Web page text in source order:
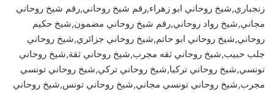
زنجباري,شيخ روحاني ابو زهراء,رقم شيخ روحاني,رقم شيخ روحاني
مجاني,شيخ رواد روحاني,رقم شيخ روحاني مضمون,شيخ حكيم
روحاني,شيخ روحاني ابو حاتم,شيخ روحاني جزائري,شيخ روحاني
جلب حبيب,شيخ روحاني ثقه مجرب,شيخ روحاني ثقة,شيخ روحاني
تونسي,شيخ روحاني تركيا,شيخ روحاني تركي,شيخ روحاني تونسي
مجرب,شيخ روحاني تونسي مجاني,شيخ روحاني تونس,شيخ روحاني